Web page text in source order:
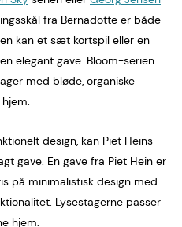
fra Bernadotte er både
kan et sæt kortspil eller en
elegant gave. Bloom-serien
med bløde, organiske
design, kan Piet Heins
gave. En gave fra Piet Hein er
på minimalistisk design med
Lysestagerne passer
hjem.